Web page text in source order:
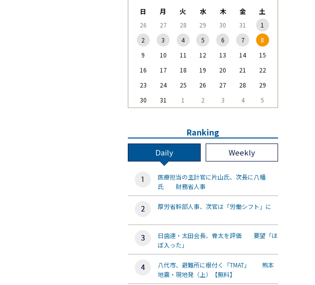
日 月 火 水 木 金 土
26 27 28 29 30 31
1
2
3 4 5 6 7
8
9
10 11 12 13 14
15
16
17 18 19 20 21
22
23
24 25 26 27 28
29
30
31 1 2 3 4 5
Ranking
Daily Weekly
医療担当の主計官に片山氏、次長に八幡
氏 財務省人事
厚労省幹部人事、次官は「労働シフト」に
日歯連・太田会長、骨太を評価 要望「ほ
ぼ入った」
八代市、避難所に根付く「TMAT」 熊本
地震・現地発（上）【無料】